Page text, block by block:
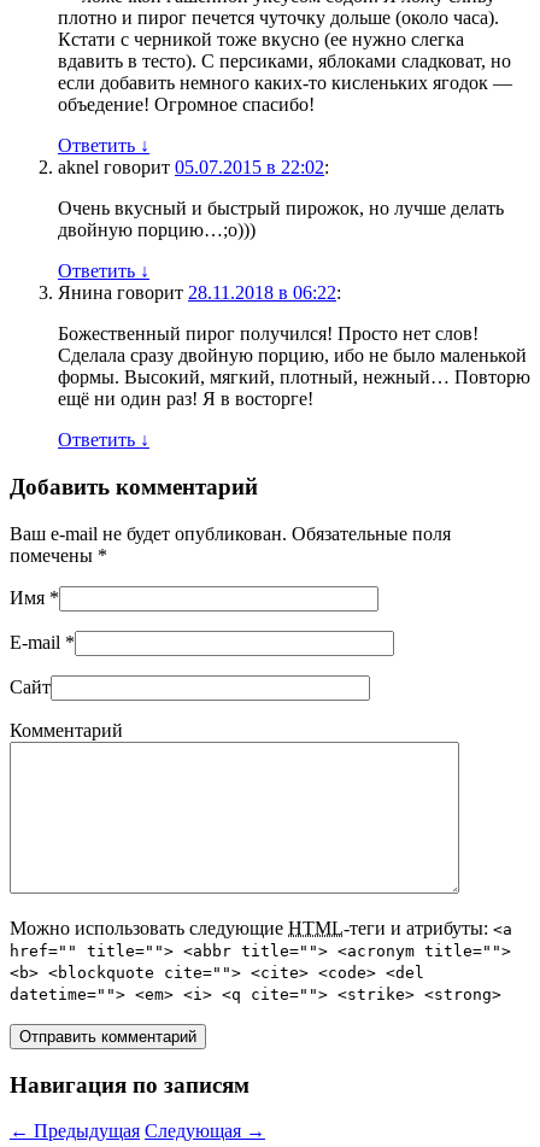
плотно и пирог печется чуточку дольше (около часа).
Кстати с черникой тоже вкусно (ее нужно слегка
вдавить в тесто). С персиками, яблоками сладковат, но
если добавить немного каких-то кисленьких ягодок —
объедение! Огромное спасибо!
Ответить ↓
aknel говорит 05.07.2015 в 22:02:
Очень вкусный и быстрый пирожок, но лучше делать
двойную порцию…;о)))
Ответить ↓
Янина говорит 28.11.2018 в 06:22:
Божественный пирог получился! Просто нет слов!
Сделала сразу двойную порцию, ибо не было маленькой
формы. Высокий, мягкий, плотный, нежный… Повторю
ещё ни один раз! Я в восторге!
Ответить ↓
Добавить комментарий
Ваш e-mail не будет опубликован. Обязательные поля
помечены *
Имя *
E-mail *
Сайт
Комментарий
Можно использовать следующие HTML-теги и атрибуты: <a
href="" title=""> <abbr title=""> <acronym title="">
<b> <blockquote cite=""> <cite> <code> <del
datetime=""> <em> <i> <q cite=""> <strike> <strong>
Навигация по записям
← Предыдущая Следующая →